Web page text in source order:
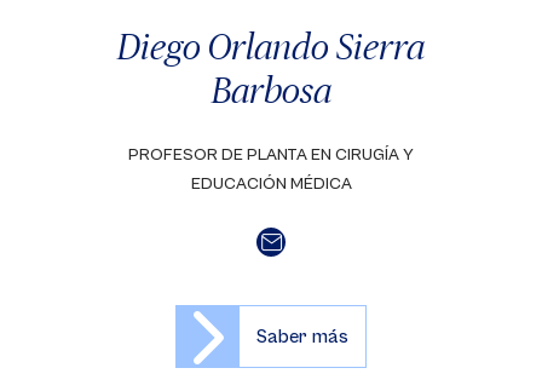
Diego Orlando Sierra
Barbosa
PROFESOR DE PLANTA EN CIRUGÍA Y
EDUCACIÓN MÉDICA
Saber más